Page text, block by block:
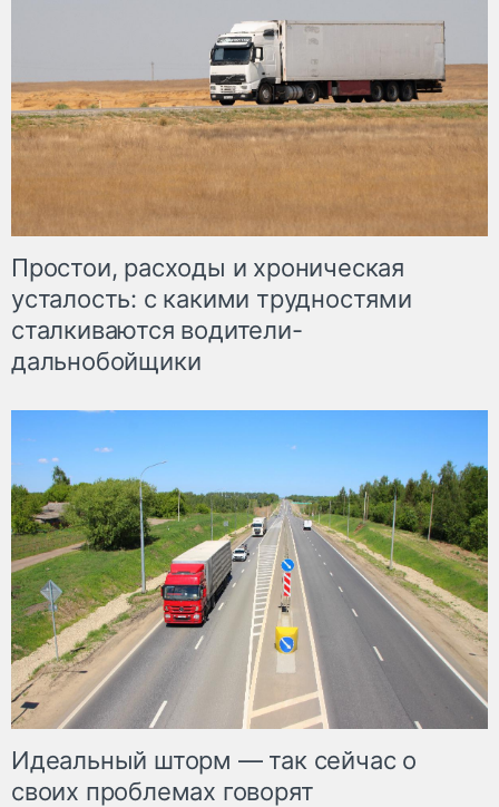
Простои, расходы и хроническая
усталость: с какими трудностями
сталкиваются водители-
дальнобойщики
Идеальный шторм — так сейчас о
своих проблемах говорят